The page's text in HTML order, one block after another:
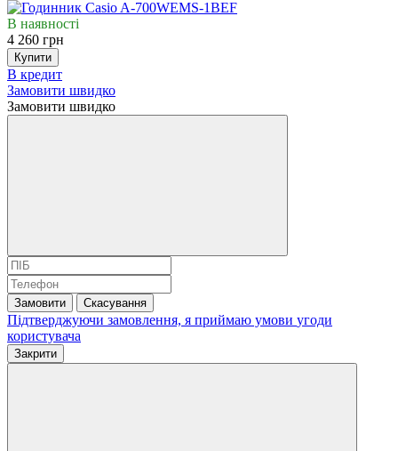
В наявності
4 260 грн
Купити
В кредит
Замовити швидко
Замовити швидко
Замовити Скасування
Підтверджуючи замовлення, я приймаю умови угоди
користувача
Закрити